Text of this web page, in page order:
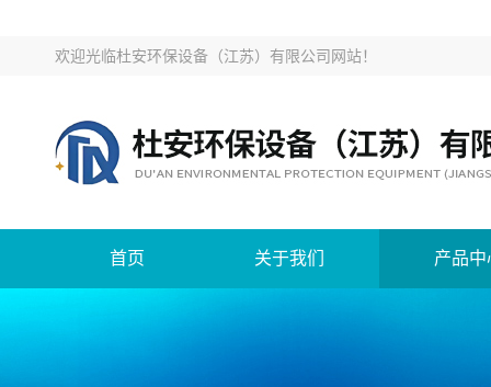
欢迎光临杜安环保设备（江苏）有限公司网站！
首页 关于我们 产品中